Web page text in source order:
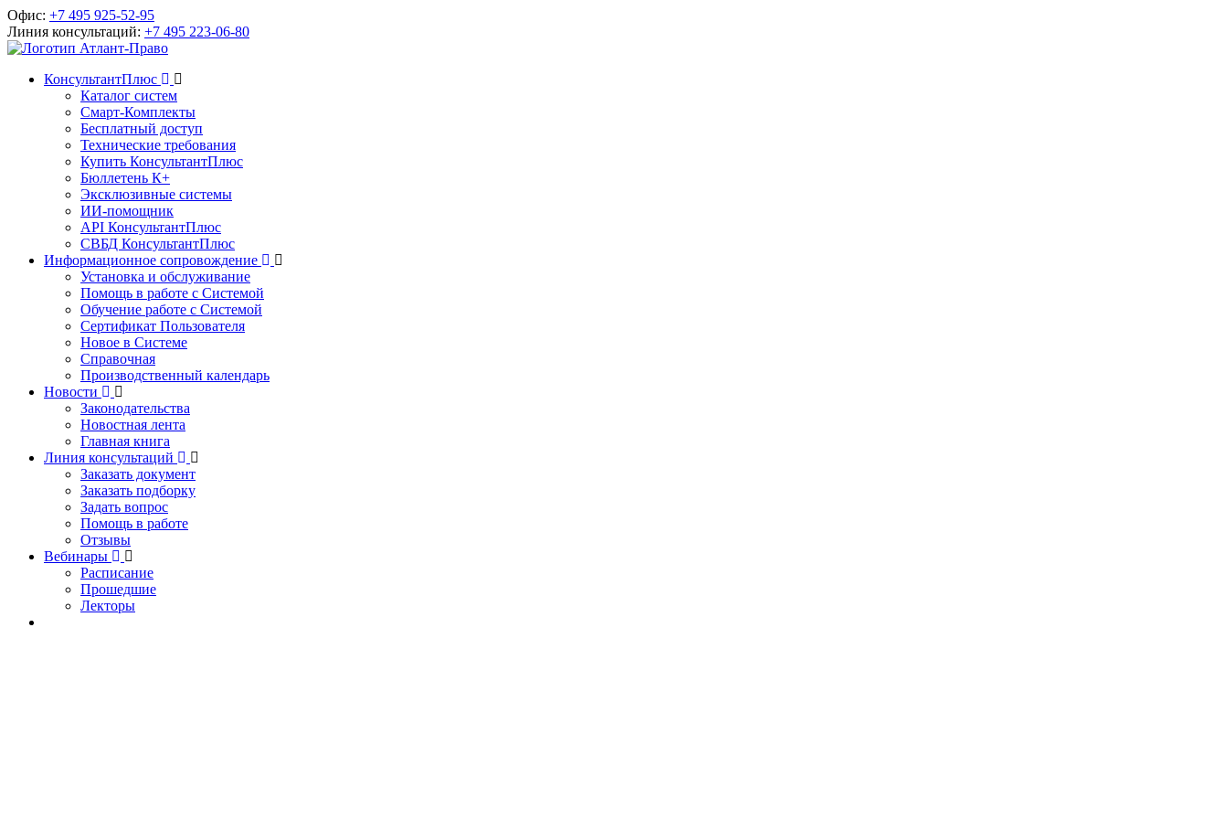
Офис: +7 495 925-52-95
Линия консультаций: +7 495 223-06-80
КонсультантПлюс
Каталог систем
Смарт-Комплекты
Бесплатный доступ
Технические требования
Купить КонсультантПлюс
Бюллетень К+
Эксклюзивные системы
ИИ-помощник
API КонсультантПлюс
СВБД КонсультантПлюс
Информационное сопровождение
Установка и обслуживание
Помощь в работе с Системой
Обучение работе с Системой
Сертификат Пользователя
Новое в Системе
Справочная
Производственный календарь
Новости
Законодательства
Новостная лента
Главная книга
Линия консультаций
Заказать документ
Заказать подборку
Задать вопрос
Помощь в работе
Отзывы
Вебинары
Расписание
Прошедшие
Лекторы